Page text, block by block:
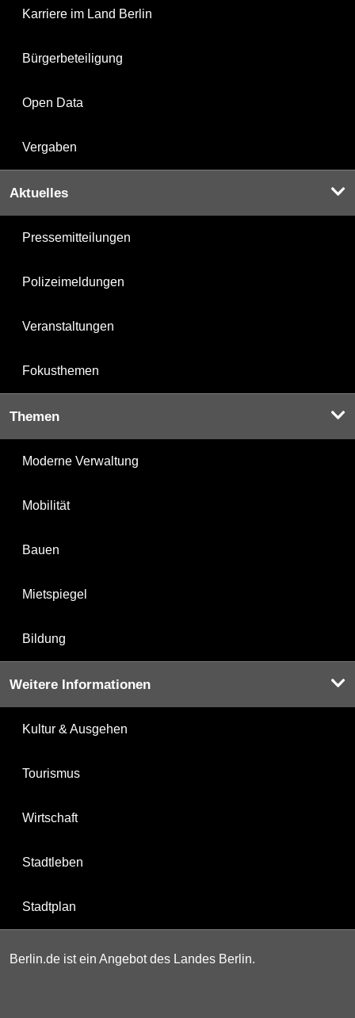
Karriere im Land Berlin
Bürgerbeteiligung
Open Data
Vergaben
Aktuelles
Pressemitteilungen
Polizeimeldungen
Veranstaltungen
Fokusthemen
Themen
Moderne Verwaltung
Mobilität
Bauen
Mietspiegel
Bildung
Weitere Informationen
Kultur & Ausgehen
Tourismus
Wirtschaft
Stadtleben
Stadtplan
Berlin.de ist ein Angebot des Landes Berlin.